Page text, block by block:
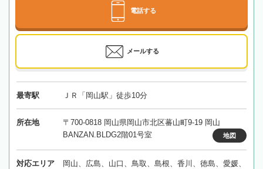
電話する
メールする
最寄駅 ＪＲ「岡山駅」徒歩10分
所在地
〒700-0818 岡山県岡山市北区蕃山町9-19 岡山
BANZAN.BLDG2階01号室
地図
対応エリア
岡山、広島、山口、鳥取、島根、香川、徳島、愛媛、